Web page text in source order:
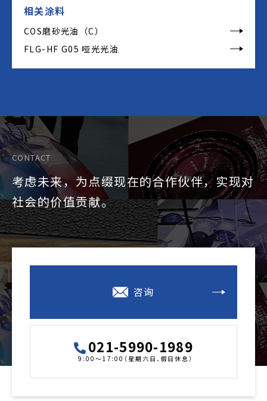
相关涂料
COS磨砂光油（C）
FLG-HF G05 哑光光油
CONTACT
考虑未来，为点缀现在的合作伙伴，实现对
社会的价值贡献。
咨询
021-5990-1989
9:00～17:00（星期六日、假日休息）